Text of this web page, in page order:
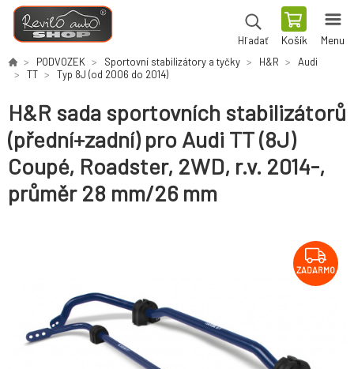
Hľadať Košík Menu
PODVOZEK Sportovní stabilizátory a tyčky H&R
Audi
TT
Typ 8J (od 2006 do 2014)
H&R sada sportovních stabilizátorů
(přední+zadní) pro Audi TT (8J)
Coupé, Roadster, 2WD, r.v. 2014-,
průměr 28 mm/26 mm
ZADARMO